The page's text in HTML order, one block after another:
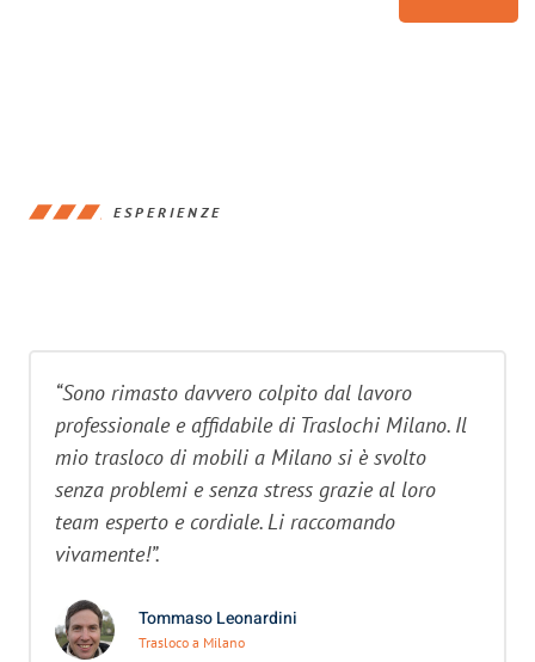
ESPERIENZE
“Sono rimasto davvero colpito dal lavoro
professionale e affidabile di Traslochi Milano. Il
mio trasloco di mobili a Milano si è svolto
senza problemi e senza stress grazie al loro
team esperto e cordiale. Li raccomando
vivamente!”.
Tommaso Leonardini
Trasloco a Milano